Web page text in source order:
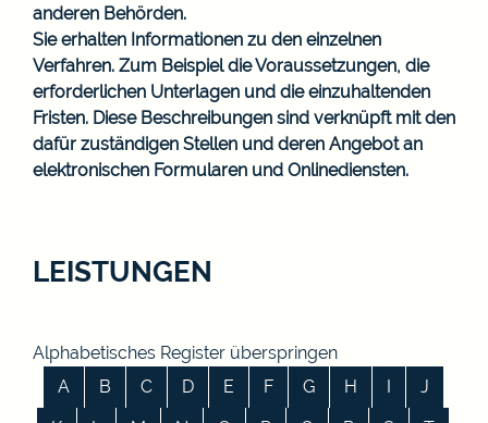
anderen Behörden.
Sie erhalten Informationen zu den einzelnen
Verfahren. Zum Beispiel die Voraussetzungen, die
erforderlichen Unterlagen und die einzuhaltenden
Fristen. Diese Beschreibungen sind verknüpft mit den
dafür zuständigen Stellen und deren Angebot an
elektronischen Formularen und Onlinediensten.
LEISTUNGEN
Alphabetisches Register überspringen
A
B C D E F G H I
J